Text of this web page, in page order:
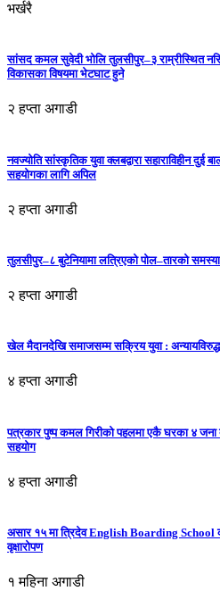
भर्खरै
सांसद कमल सुवेदी भोलि तुलसीपुर–३ राम्रीस्थित
विकासका विषयमा भेटघाट हुने
२ हप्ता अगाडी
नवज्योति सांस्कृतिक युवा क्लबद्वारा सहाराविहीन दुई
सहयोगका लागि अपिल
२ हप्ता अगाडी
तुलसीपुर–८ बुटेनियामा लत्रिएको पोल–तारको समस्या
२ हप्ता अगाडी
खेल मैदानदेखि समाजसम्म सक्रिय युवा :
४ हप्ता अगाडी
पत्रकार पुष्प कमल गिरीको पहलमा एकै घरका ४ जना
सहयोग
४ हप्ता अगाडी
असार १५ मा त्रिदेव English Boarding School
वृक्षारोपण
१ महिना अगाडी